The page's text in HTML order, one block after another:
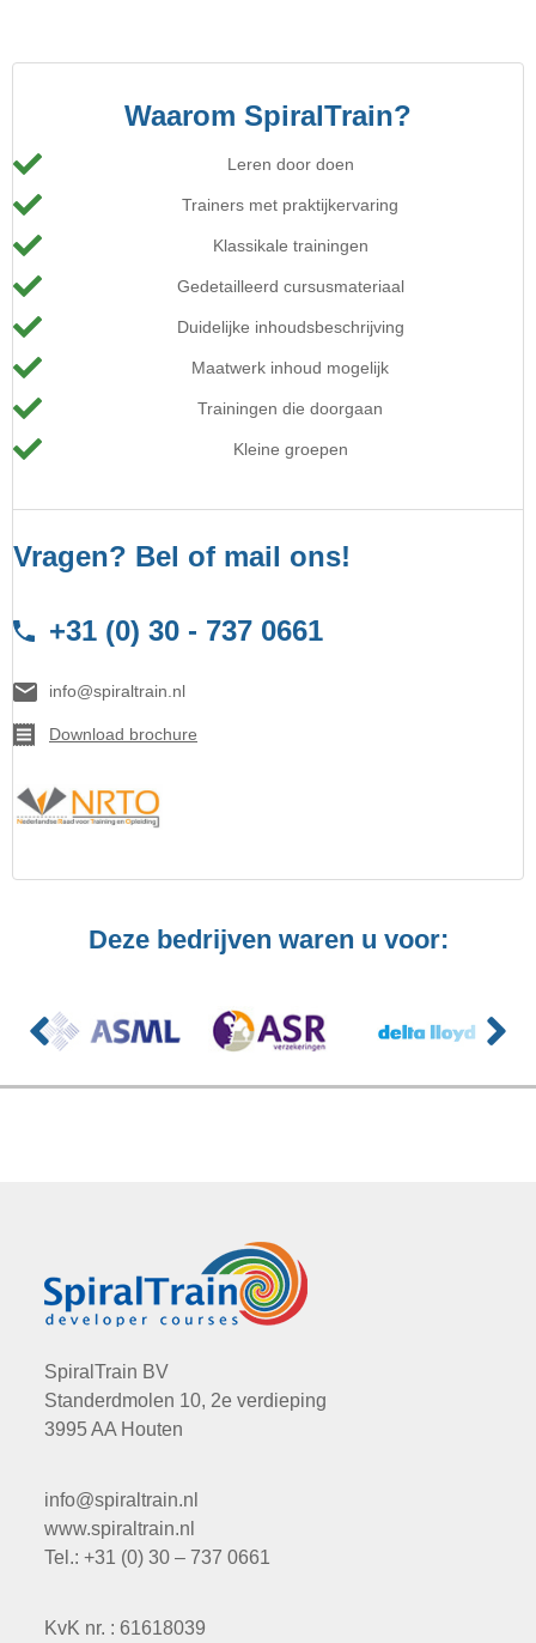
Waarom SpiralTrain?
Leren door doen
Trainers met praktijkervaring
Klassikale trainingen
Gedetailleerd cursusmateriaal
Duidelijke inhoudsbeschrijving
Maatwerk inhoud mogelijk
Trainingen die doorgaan
Kleine groepen
Vragen? Bel of mail ons!
+31 (0) 30 - 737 0661
info@spiraltrain.nl
Download brochure
Deze bedrijven waren u voor:
SpiralTrain BV
Standerdmolen 10, 2e verdieping
3995 AA Houten
info@spiraltrain.nl
www.spiraltrain.nl
Tel.: +31 (0) 30 – 737 0661
KvK nr. : 61618039